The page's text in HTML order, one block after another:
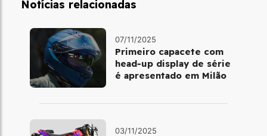
Notícias relacionadas
07/11/2025
Primeiro capacete com
head‑up display de série
é apresentado em Milão
03/11/2025